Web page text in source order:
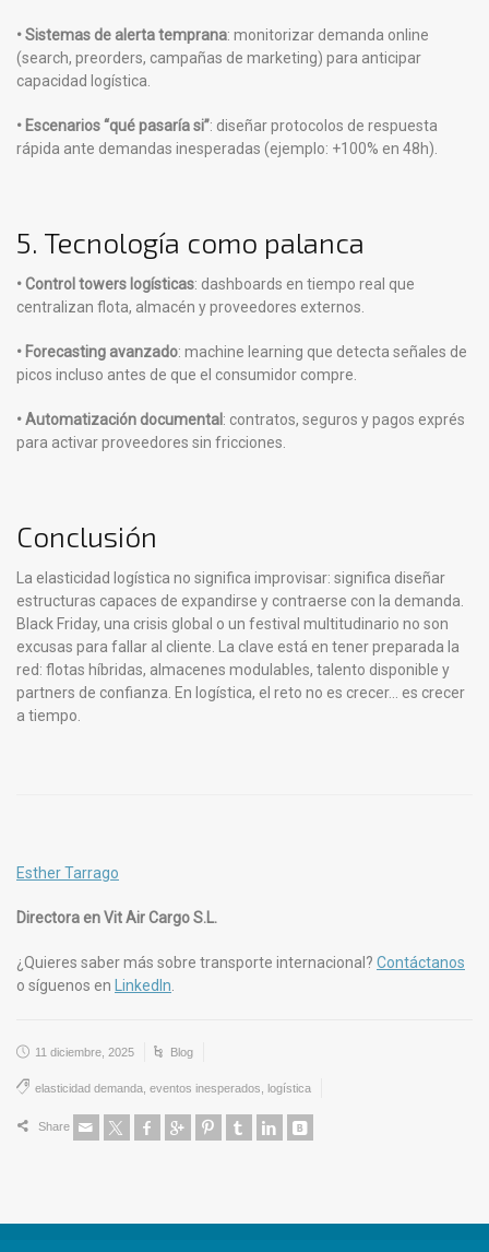
• Sistemas de alerta temprana: monitorizar demanda online
(search, preorders, campañas de marketing) para anticipar
capacidad logística.
• Escenarios “qué pasaría si”: diseñar protocolos de respuesta
rápida ante demandas inesperadas (ejemplo: +100% en 48h).
5. Tecnología como palanca
• Control towers logísticas: dashboards en tiempo real que
centralizan flota, almacén y proveedores externos.
• Forecasting avanzado: machine learning que detecta señales de
picos incluso antes de que el consumidor compre.
• Automatización documental : contratos, seguros y pagos exprés
para activar proveedores sin fricciones.
Conclusión
La elasticidad logística no significa improvisar: significa diseñar
estructuras capaces de expandirse y contraerse con la demanda.
Black Friday, una crisis global o un festival multitudinario no son
excusas para fallar al cliente. La clave está en tener preparada la
red: flotas híbridas, almacenes modulables, talento disponible y
partners de confianza. En logística, el reto no es crecer… es crecer
a tiempo.
Esther Tarrago
Directora en Vit Air Cargo S.L.
¿Quieres saber más sobre transporte internacional? Contáctanos
o síguenos en
LinkedIn
11 diciembre, 2025 Blog
elasticidad demanda eventos inesperados logística
Share